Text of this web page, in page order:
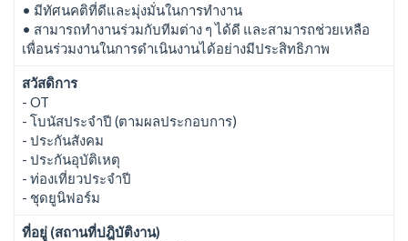
• มีทัศนคติที่ดีและมุ่งมั่นในการทำงาน
• สามารถทำงานร่วมกับทีมต่าง ๆ ได้ดี และสามารถช่วยเหลือ
เพื่อนร่วมงานในการดำเนินงานได้อย่างมีประสิทธิภาพ
สวัสดิการ
- OT
- โบนัสประจำปี (ตามผลประกอบการ)
- ประกันสังคม
- ประกันอุบัติเหตุ
- ท่องเที่ยวประจำปี
- ชุดยูนิฟอร์ม
ที่อยู่ (สถานที่ปฎิบัติงาน)